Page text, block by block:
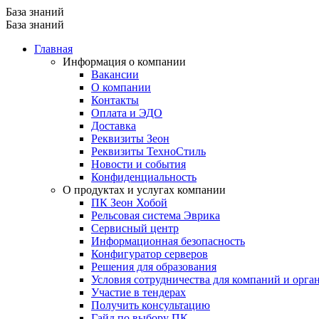
База знаний
База знаний
Главная
Информация о компании
Вакансии
О компании
Контакты
Оплата и ЭДО
Доставка
Реквизиты Зеон
Реквизиты ТехноСтиль
Новости и события
Конфиденциальность
О продуктах и услугах компании
ПК Зеон Хобой
Рельсовая система Эврика
Сервисный центр
Информационная безопасность
Конфигуратор серверов
Решения для образования
Условия сотрудничества для компаний и
Участие в тендерах
Получить консультацию